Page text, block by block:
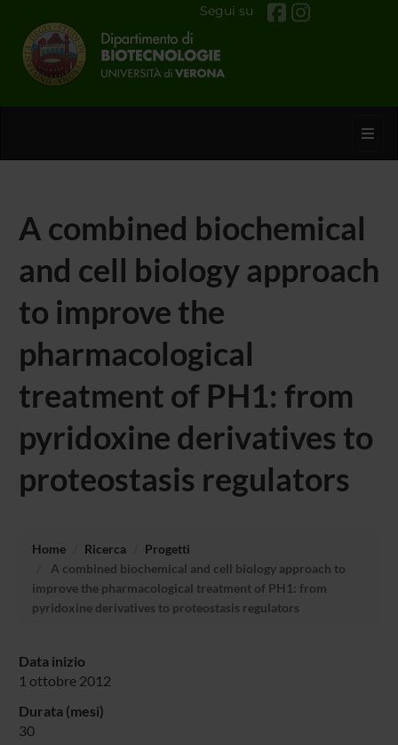
Segui su
A combined biochemical
and cell biology approach
to improve the
pharmacological
treatment of PH1: from
pyridoxine derivatives to
proteostasis regulators
Home Ricerca
Progetti
A combined biochemical and cell biology approach to
improve the pharmacological treatment of PH1: from
pyridoxine derivatives to proteostasis regulators
Data inizio
1 ottobre 2012
Durata (mesi)
30